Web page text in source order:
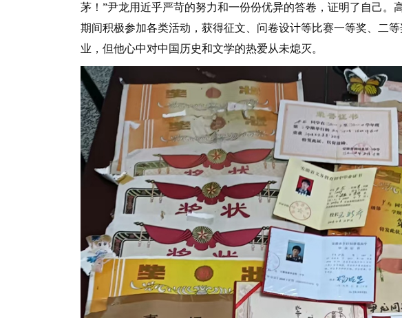
茅！”尹龙用近乎严苛的努力和一份份优异的答卷，证明了自己。
期间积极参加各类活动，获得征文、问卷设计等比赛一等奖、二
业，但他心中对中国历史和文学的热爱从未熄灭。